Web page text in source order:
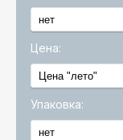
Цена:
Упаковка: